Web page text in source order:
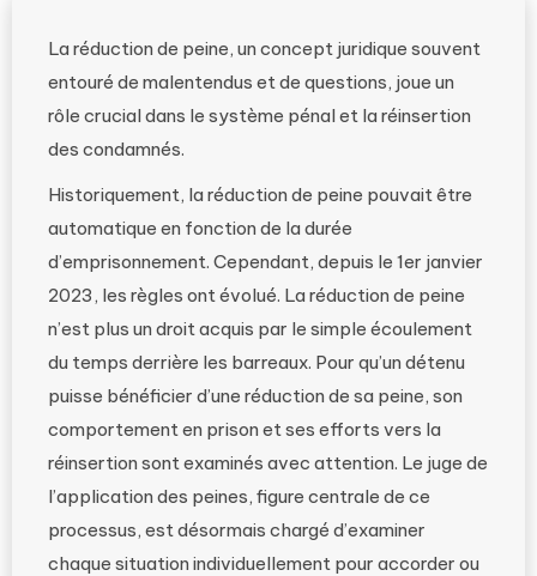
La réduction de peine, un concept juridique souvent
entouré de malentendus et de questions, joue un
rôle crucial dans le système pénal et la réinsertion
des condamnés.
Historiquement, la réduction de peine pouvait être
automatique en fonction de la durée
d’emprisonnement. Cependant, depuis le 1er janvier
2023, les règles ont évolué. La réduction de peine
n’est plus un droit acquis par le simple écoulement
du temps derrière les barreaux. Pour qu’un détenu
puisse bénéficier d’une réduction de sa peine, son
comportement en prison et ses efforts vers la
réinsertion sont examinés avec attention. Le juge de
l’application des peines, figure centrale de ce
processus, est désormais chargé d’examiner
chaque situation individuellement pour accorder ou